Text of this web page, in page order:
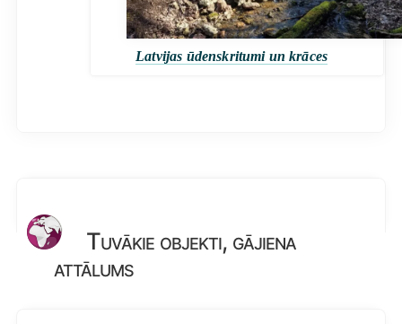
Latvijas ūdenskritumi un krāces
Tuvākie objekti, gājiena
attālums